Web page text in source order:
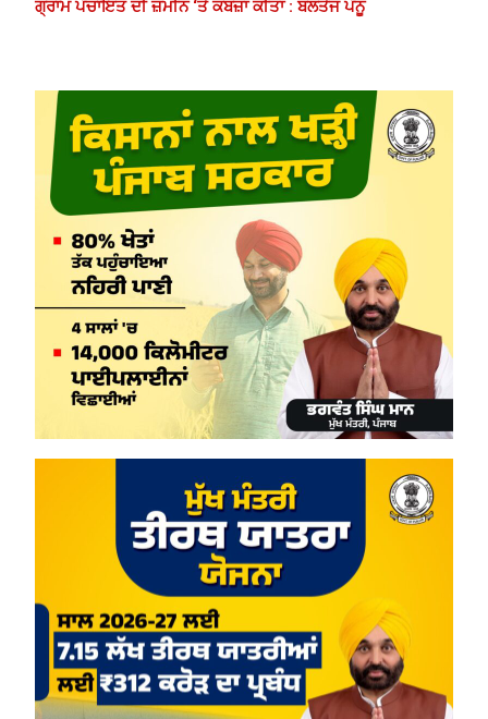
ਗ੍ਰਾਮ ਪੰਚਾਇਤ ਦੀ ਜ਼ਮੀਨ ‘ਤੇ ਕਬਜ਼ਾ ਕੀਤਾ : ਬਲਤੇਜ ਪੰਨੂ